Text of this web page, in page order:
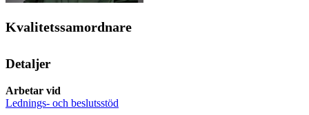
Kvalitetssamordnare
Detaljer
Arbetar vid
Lednings- och beslutsstöd